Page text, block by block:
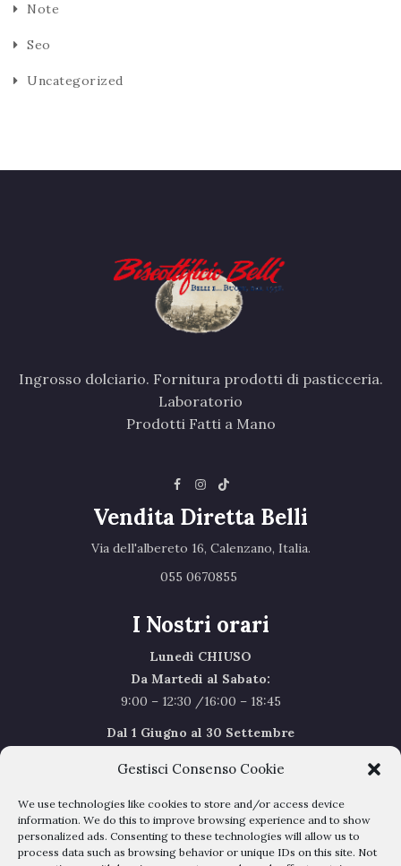
Gestisci Consenso Cookie
We use technologies like cookies to store and/or access device
information. We do this to improve browsing experience and to show
personalized ads. Consenting to these technologies will allow us to
process data such as browsing behavior or unique IDs on this site. Not
Note
Seo
Uncategorized
Ingrosso dolciario. Fornitura prodotti di pasticceria.
Laboratorio
Prodotti Fatti a Mano
Vendita Diretta Belli
Via dell'albereto 16, Calenzano, Italia.‎
055 0670855 ‎
I Nostri orari
Lunedì CHIUSO
Da Martedi al Sabato:
9:00 – 12:30 /16:00 – 18:45
Dal 1 Giugno al 30 Settembre
Sabato Agosto Chiusi
I chiusi per Ferie dal 1 al 24Agosto